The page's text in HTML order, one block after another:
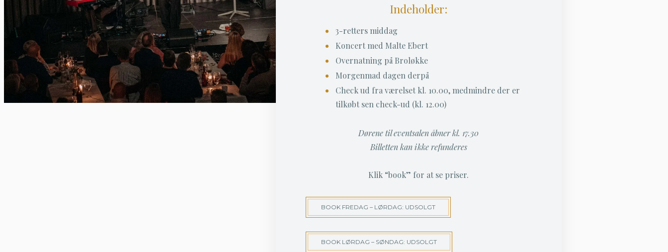
Indeholder:
3-retters middag
Koncert med Malte Ebert
Overnatning på Broløkke
Morgenmad dagen derpå
Check ud fra værelset kl. 10.00, medmindre der er
tilkøbt sen check-ud (kl. 12.00)
Dørene til eventsalen åbner kl. 17.30
Billetten kan ikke refunderes
Klik “book” for at se priser.
BOOK FREDAG – LØRDAG: UDSOLGT
BOOK LØRDAG – SØNDAG: UDSOLGT